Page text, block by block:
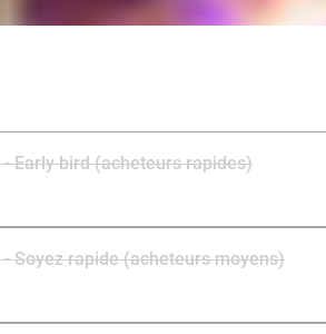
Early bird (acheteurs rapides)
Soyez rapide (acheteurs moyens)